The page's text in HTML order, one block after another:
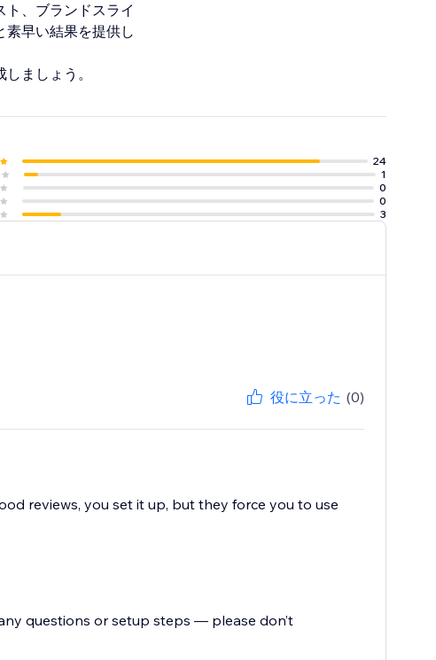
、ブランドスライ
素早い結果を提供し
ましょう。
24
1
0
0
3
役に立った (0)
reviews, you set it up, but they force you to use
questions or setup steps — please don’t